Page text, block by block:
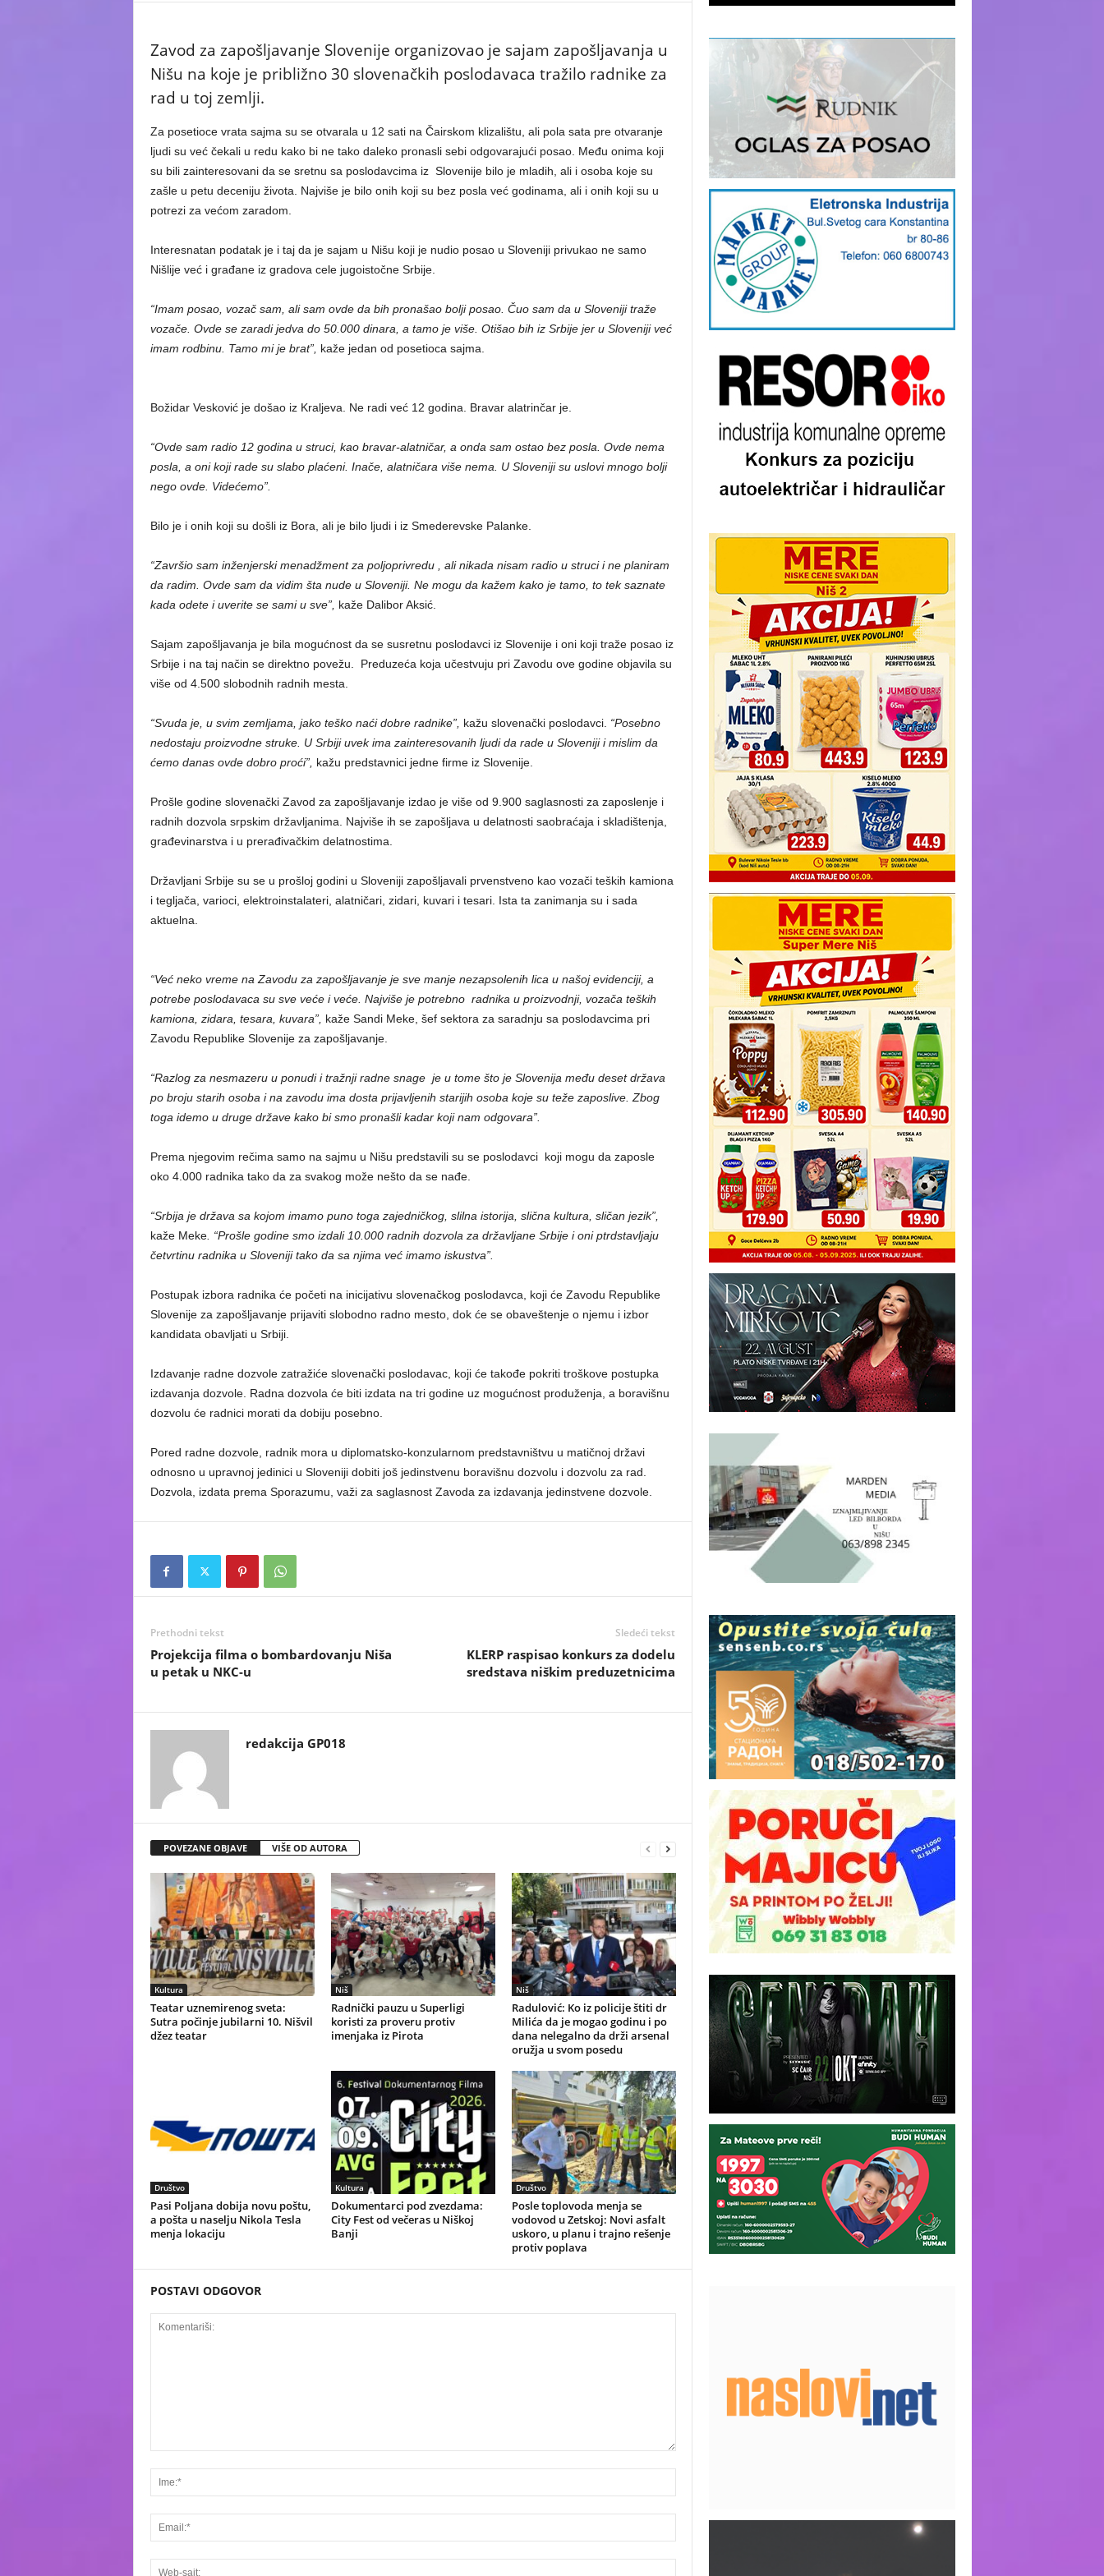
Zavod za zapošljavanje Slovenije organizovao je sajam zapošljavanja u
Nišu na koje je približno 30 slovenačkih poslodavaca tražilo radnike za
rad u toj zemlji.
Za posetioce vrata sajma su se otvarala u 12 sati na Čairskom klizalištu, ali pola sata pre otvaranje
ljudi su već čekali u redu kako bi ne tako daleko pronasli sebi odgovarajući posao. Među onima koji
su bili zainteresovani da se sretnu sa poslodavcima iz Slovenije bilo je mladih, ali i osoba koje su
zašle u petu deceniju života. Najviše je bilo onih koji su bez posla već godinama, ali i onih koji su u
potrezi za većom zaradom.
Interesnatan podatak je i taj da je sajam u Nišu koji je nudio posao u Sloveniji privukao ne samo
Nišlije već i građane iz gradova cele jugoistočne Srbije.
“Imam posao, vozač sam, ali sam ovde da bih pronašao bolji posao. Čuo sam da u Sloveniji traže
vozače. Ovde se zaradi jedva do 50.000 dinara, a tamo je više. Otišao bih iz Srbije jer u Sloveniji već
imam rodbinu. Tamo mi je brat”, kaže jedan od posetioca sajma.
Božidar Vesković je došao iz Kraljeva. Ne radi već 12 godina. Bravar alatrinčar je.
“Ovde sam radio 12 godina u struci, kao bravar-alatničar, a onda sam ostao bez posla. Ovde nema
posla, a oni koji rade su slabo plaćeni. Inače, alatničara više nema. U Sloveniji su uslovi mnogo bolji
nego ovde. Videćemo”.
Bilo je i onih koji su došli iz Bora, ali je bilo ljudi i iz Smederevske Palanke.
“Završio sam inženjerski menadžment za poljoprivredu , ali nikada nisam radio u struci i ne planiram
da radim. Ovde sam da vidim šta nude u Sloveniji. Ne mogu da kažem kako je tamo, to tek saznate
kada odete i uverite se sami u sve”, kaže Dalibor Aksić.
Sajam zapošljavanja je bila mogućnost da se susretnu poslodavci iz Slovenije i oni koji traže posao iz
Srbije i na taj način se direktno povežu. Preduzeća koja učestvuju pri Zavodu ove godine objavila su
više od 4.500 slobodnih radnih mesta.
“Svuda je, u svim zemljama, jako teško naći dobre radnike”, kažu slovenački poslodavci. “Posebno
nedostaju proizvodne struke. U Srbiji uvek ima zainteresovanih ljudi da rade u Sloveniji i mislim da
ćemo danas ovde dobro proći”, kažu predstavnici jedne firme iz Slovenije.
Prošle godine slovenački Zavod za zapošljavanje izdao je više od 9.900 saglasnosti za zaposlenje i
radnih dozvola srpskim državljanima. Najviše ih se zapošljava u delatnosti saobraćaja i skladištenja,
građevinarstva i u prerađivačkim delatnostima.
Državljani Srbije su se u prošloj godini u Sloveniji zapošljavali prvenstveno kao vozači teških kamiona
i tegljača, varioci, elektroinstalateri, alatničari, zidari, kuvari i tesari. Ista ta zanimanja su i sada
aktuelna.
“Već neko vreme na Zavodu za zapošljavanje je sve manje nezapsolenih lica u našoj evidenciji, a
potrebe poslodavaca su sve veće i veće. Najviše je potrebno radnika u proizvodnji, vozača teških
kamiona, zidara, tesara, kuvara”, kaže Sandi Meke, šef sektora za saradnju sa poslodavcima pri
Zavodu Republike Slovenije za zapošljavanje.
“Razlog za nesmazeru u ponudi i tražnji radne snage je u tome što je Slovenija među deset država
po broju starih osoba i na zavodu ima dosta prijavljenih starijih osoba koje su teže zaposlive. Zbog
toga idemo u druge države kako bi smo pronašli kadar koji nam odgovara”.
Prema njegovim rečima samo na sajmu u Nišu predstavili su se poslodavci koji mogu da zaposle
oko 4.000 radnika tako da za svakog može nešto da se nađe.
“Srbija je država sa kojom imamo puno toga zajedničkog, slilna istorija, slična kultura, sličan jezik”,
kaže Meke. “Prošle godine smo izdali 10.000 radnih dozvola za državljane Srbije i oni ptrdstavljaju
četvrtinu radnika u Sloveniji tako da sa njima već imamo iskustva”.
Postupak izbora radnika će početi na inicijativu slovenačkog poslodavca, koji će Zavodu Republike
Slovenije za zapošljavanje prijaviti slobodno radno mesto, dok će se obaveštenje o njemu i izbor
kandidata obavljati u Srbiji.
Izdavanje radne dozvole zatražiće slovenački poslodavac, koji će takođe pokriti troškove postupka
izdavanja dozvole. Radna dozvola će biti izdata na tri godine uz mogućnost produženja, a boravišnu
dozvolu će radnici morati da dobiju posebno.
Pored radne dozvole, radnik mora u diplomatsko-konzularnom predstavništvu u matičnoj državi
odnosno u upravnoj jedinici u Sloveniji dobiti još jedinstvenu boravišnu dozvolu i dozvolu za rad.
Dozvola, izdata prema Sporazumu, važi za saglasnost Zavoda za izdavanja jedinstvene dozvole.
Prethodni tekst
Projekcija filma o bombardovanju Niša
u petak u NKC-u
Sledeći tekst
KLERP raspisao konkurs za dodelu
sredstava niškim preduzetnicima
redakcija GP018
POVEZANE OBJAVE VIŠE OD AUTORA
Kultura
Teatar uznemirenog sveta:
Sutra počinje jubilarni 10. Nišvil
džez teatar
Niš
Radnički pauzu u Superligi
koristi za proveru protiv
imenjaka iz Pirota
Niš
Radulović: Ko iz policije štiti dr
Milića da je mogao godinu i po
dana nelegalno da drži arsenal
oružja u svom posedu
Društvo
Pasi Poljana dobija novu poštu,
a pošta u naselju Nikola Tesla
menja lokaciju
Kultura
Dokumentarci pod zvezdama:
City Fest od večeras u Niškoj
Banji
Društvo
Posle toplovoda menja se
vodovod u Zetskoj: Novi asfalt
uskoro, u planu i trajno rešenje
protiv poplava
POSTAVI ODGOVOR